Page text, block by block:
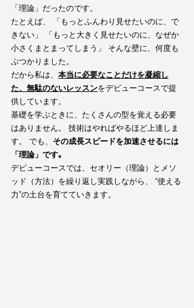
「理論」だったのです。
たとえば、 「もっとふんわり見せたいのに、で
きない」 「もっと大きく見せたいのに、なぜか
小さくまとまってしまう」 そんな壁に、何度も
ぶつかりました。
だから私は、 本当に必要なことだけを凝縮し
た、無駄のないレッスンをデビューコースで提
供しています。
基礎を学ぶときに、たくさんの型を覚える必要
はありません。 技術はやればやるほど上達しま
す。 でも、 その成長スピードを加速させるには
「理論」です｡
デビューコースでは、セオリー（理論）とメソ
ッド（方法）を繰り返し実践しながら、 “使える
力”の土台を育てていきます。